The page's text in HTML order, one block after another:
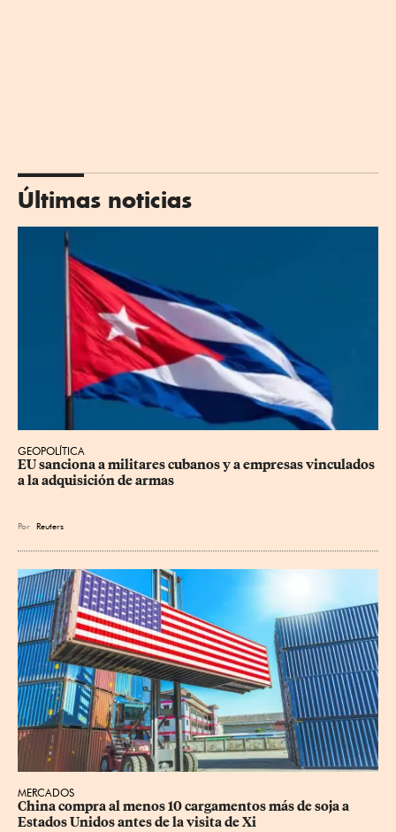
Últimas noticias
GEOPOLÍTICA
EU sanciona a militares cubanos y a empresas vinculados
a la adquisición de armas
Por Reuters
MERCADOS
China compra al menos 10 cargamentos más de soja a
Estados Unidos antes de la visita de Xi